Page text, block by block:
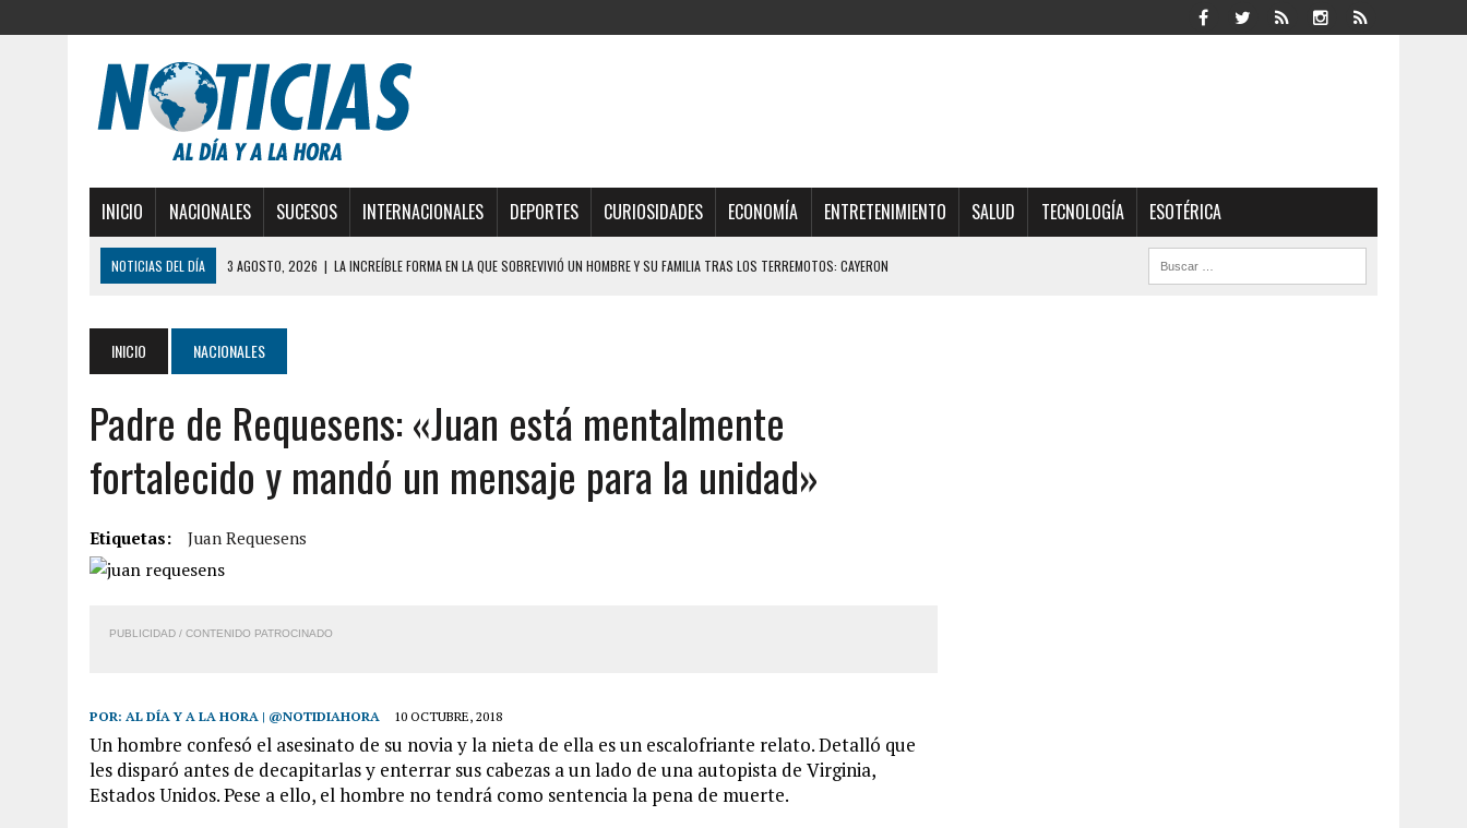
INICIO NACIONALES SUCESOS INTERNACIONALES DEPORTES CURIOSIDADES ECONOMÍA ENTRETENIMIENTO SALUD TECNOLOGÍA ESOTÉRICA
NOTICIAS DEL DÍA 3 AGOSTO, 2026 | LA INCREÍBLE FORMA EN LA QUE SOBREVIVIÓ UN HOMBRE Y SU FAMILIA TRAS LOS TERREMOTOS: CAYERON
2 AGOSTO, 2026 | AYUDABA A PERSONAS EN SITUACIÓN DE CALLE Y MURIÓ A MANOS DE VARIOS DE ELLOS EN MATURÍN
2 AGOSTO, 2026
COLAPSÓ TECHO DE UNA VIVIENDA EN EL CENTRO DE CARACAS CON MÁS DE 20 PERSONAS ADENTRO
2 AGOSTO, 2026 |
FALCÓN: MUJER ATACÓ CON UN CUCHILLO A SUS HIJOS, UNO PERDIÓ LA VIDA
2 AGOSTO, 2026
CONMOCIÓN EN CHILE POR BRUTAL CRIMEN CONTRA ADOLESCENTE VENEZOLANO: AUTOR MATERIAL SE MANTIENE EN FUGA
6 AGOSTO, 2026
CONMOCIÓN EN COLORADO POR ASESINATO DE UNA ADOLESCENTE VENEZOLANA EN REUNIÓN CON AMIGOS
5 AGOSTO, 2026 | HORROR EN BARINAS: UN HOMBRE INDUJO AL SUICIDIO A UNA ADOLESCENTE DE 13 AÑOS TRAS ABUSAR DE ELLA
INICIO NACIONALES
Padre de Requesens: «Juan está mentalmente
fortalecido y mandó un mensaje para la unidad»
Etiquetas: Juan Requesens
PUBLICIDAD / CONTENIDO PATROCINADO
POR: AL DÍA Y A LA HORA | @NOTIDIAHORA 10 OCTUBRE, 2018
Un hombre confesó el asesinato de su novia y la nieta de ella es un escalofriante relato. Detalló que
les disparó antes de decapitarlas y enterrar sus cabezas a un lado de una autopista de Virginia,
Estados Unidos. Pese a ello, el hombre no tendrá como sentencia la pena de muerte.